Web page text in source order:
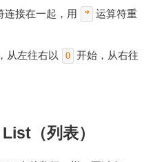
连接在一起，用 *
运算符重
从左往右以
0
开始，从右往
（列表）